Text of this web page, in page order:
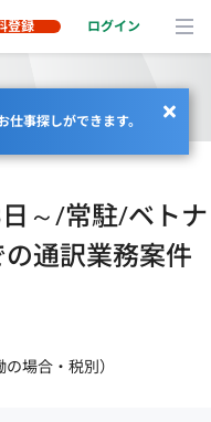
登録 ログイン
事探しができます。
日～/常駐/ベトナ
通訳業務案件
場合・税別）